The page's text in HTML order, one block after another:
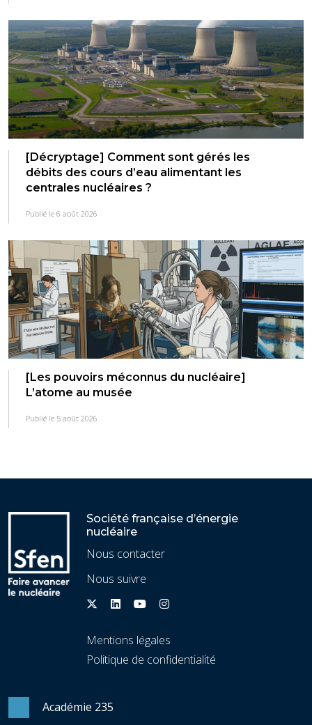
[Décryptage] Comment sont gérés les
débits des cours d’eau alimentant les
centrales nucléaires ?
Publié le 6 août 2026
[Les pouvoirs méconnus du nucléaire]
L’atome au musée
Publié le 5 août 2026
Société française d’énergie
nucléaire
Nous contacter
Nous suivre
Mentions légales
Politique de confidentialité
Académie 235